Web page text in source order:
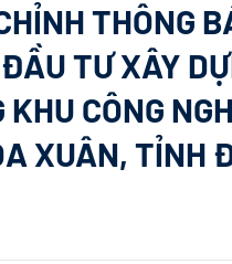
THÔNG
TƯ XÂY
CÔNG
XUÂN, TỈNH